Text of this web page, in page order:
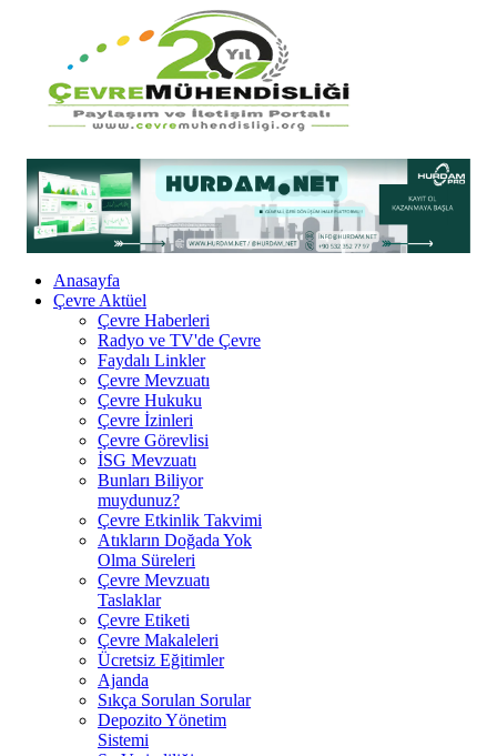
Anasayfa
Çevre Aktüel
Çevre Haberleri
Radyo ve TV'de Çevre
Faydalı Linkler
Çevre Mevzuatı
Çevre Hukuku
Çevre İzinleri
Çevre Görevlisi
İSG Mevzuatı
Bunları Biliyor
muydunuz?
Çevre Etkinlik Takvimi
Atıkların Doğada Yok
Olma Süreleri
Çevre Mevzuatı
Taslaklar
Çevre Etiketi
Çevre Makaleleri
Ücretsiz Eğitimler
Ajanda
Sıkça Sorulan Sorular
Depozito Yönetim
Sistemi